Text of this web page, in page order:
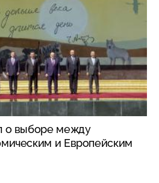
о выборе между
и Европейским